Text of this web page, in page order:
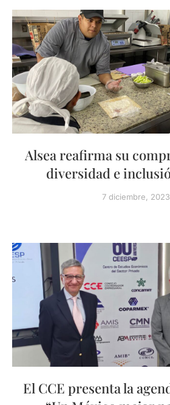
Alsea reafirma su
diversidad e
7 diciembre, 2023
El CCE presenta la